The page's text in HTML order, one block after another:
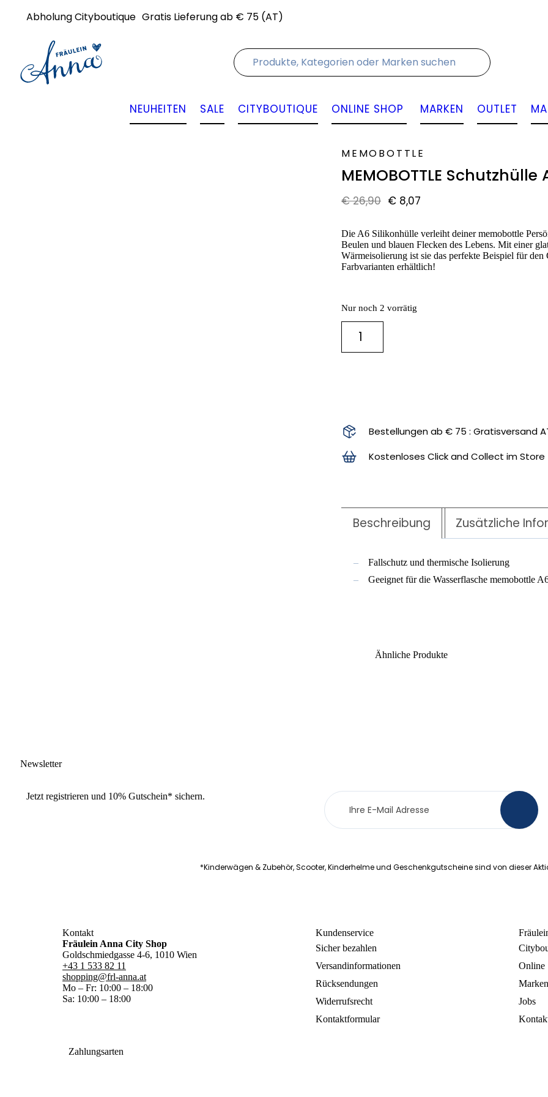
Abholung Cityboutique Gratis Lieferung ab € 75 (AT)
NEUHEITEN SALE CITYBOUTIQUE ONLINE SHOP MARKEN OUTLET
MEMOBOTTLE
MEMOBOTTLE
€26,90 € 8,07
Die A6 Silikonhülle verleiht deiner memobottle
Beulen und blauen Flecken des Lebens. Mit einer
Wärmeisolierung ist sie das perfekte Beispiel für
Farbvarianten erhältlich!
Nur noch 2 vorrätig
Bestellungen ab € 75 : Gratisversand
Kostenloses Click and Collect im Store
Beschreibung Zusätzliche
Fallschutz und thermische Isolierung
Geeignet für die Wasserflasche memobottle
Ähnliche Produkte
Newsletter
Jetzt registrieren und 10% Gutschein* sichern.
Newsletter
Anmeldung
*Kinderwägen & Zubehör, Scooter, Kinderhelme und Geschenkgutscheine sind von dieser
Kontakt
Fräulein Anna City Shop
Goldschmiedgasse 4-6, 1010 Wien
+43 1 533 82 11
shopping@frl-anna.at
Mo – Fr: 10:00 – 18:00
Sa: 10:00 – 18:00
Kundenservice
Sicher bezahlen
Versandinformationen
Rücksendungen
Widerrufsrecht
Kontaktformular
Online
Jobs
Zahlungsarten